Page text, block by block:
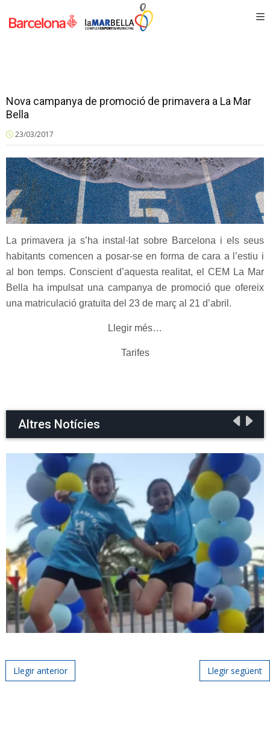
Nova campanya de promoció de primavera a La Mar
Bella
23/03/2017
La primavera ja s’ha instal·lat sobre Barcelona i els seus
habitants comencen a posar-se en forma de cara a l’estiu i
al bon temps. Conscient d’aquesta realitat, el CEM La Mar
Bella ha impulsat una campanya de promoció que ofereix
una matriculació gratuïta del 23 de març al 21 d’abril.
Llegir més…
Tarifes
Altres Notícies
Post navigation
Llegir anterior Llegir següent